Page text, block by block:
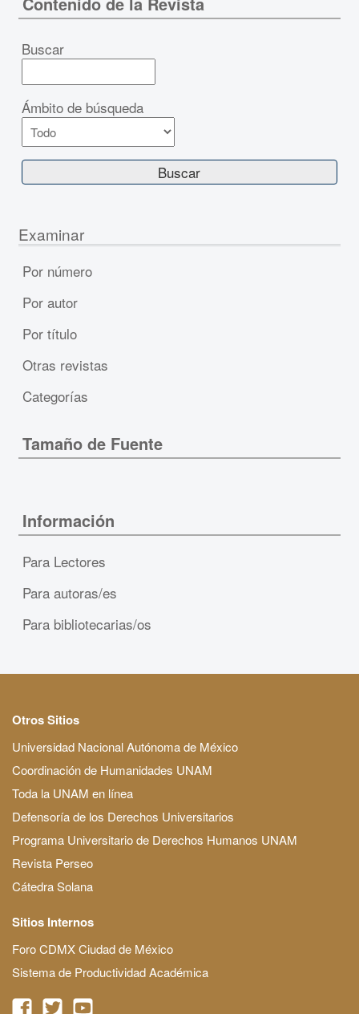
Buscar
Ámbito de búsqueda
Examinar
Por número
Por autor
Por título
Otras revistas
Categorías
Tamaño de Fuente
Información
Para Lectores
Para autoras/es
Para bibliotecarias/os
Otros Sitios
Universidad Nacional Autónoma de México
Coordinación de Humanidades UNAM
Toda la UNAM en línea
Defensoría de los Derechos Universitarios
Programa Universitario de Derechos Humanos UNAM
Revista Perseo
Cátedra Solana
Sitios Internos
Foro CDMX Ciudad de México
Sistema de Productividad Académica